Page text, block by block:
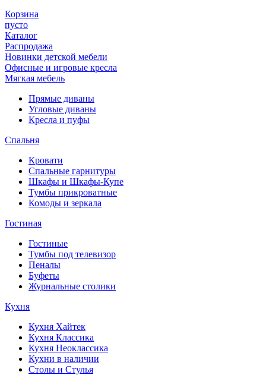
Корзина
пусто
Каталог
Распродажа
Новинки детской мебели
Офисные и игровые кресла
Мягкая мебель
Прямые диваны
Угловые диваны
Кресла и пуфы
Спальня
Кровати
Спальные гарнитуры
Шкафы и Шкафы-Купе
Тумбы прикроватные
Комоды и зеркала
Гостиная
Гостиные
Тумбы под телевизор
Пеналы
Буфеты
Журнальные столики
Кухня
Кухня Хайтек
Кухня Классика
Кухня Неоклассика
Кухни в наличии
Столы и Стулья